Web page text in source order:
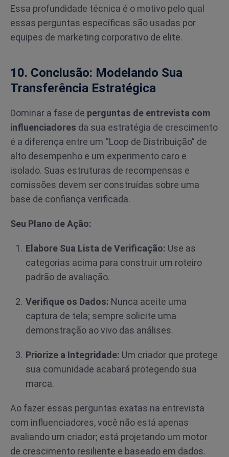
Essa profundidade técnica é o motivo pelo qual
essas perguntas específicas são usadas por
equipes de marketing corporativo de elite.
10. Conclusão: Modelando Sua
Transferência Estratégica
Dominar a fase de perguntas de entrevista com
influenciadores da sua estratégia de crescimento
é a diferença entre um “Loop de Distribuição” de
alto desempenho e um experimento caro e
isolado. Suas estruturas de recompensas e
comissões devem ser construídas sobre uma
base de confiança verificada.
Seu Plano de Ação:
Elabore Sua Lista de Verificação: Use as
categorias acima para construir um roteiro
padrão de avaliação.
Verifique os Dados: Nunca aceite uma
captura de tela; sempre solicite uma
demonstração ao vivo das análises.
Priorize a Integridade: Um criador que protege
sua comunidade acabará protegendo sua
marca.
Ao fazer essas perguntas exatas na entrevista
com influenciadores, você não está apenas
avaliando um criador; está projetando um motor
de crescimento resiliente e baseado em dados.